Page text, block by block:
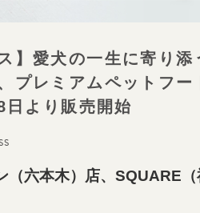
】愛犬の一生に寄り
プレミアムペットフ
より販売開始
（六本木）店、SQUARE